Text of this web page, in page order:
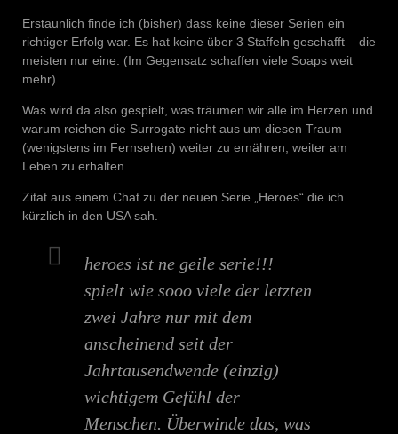
Erstaunlich finde ich (bisher) dass keine dieser Serien ein
richtiger Erfolg war. Es hat keine über 3 Staffeln geschafft – die
meisten nur eine. (Im Gegensatz schaffen viele Soaps weit
mehr).
Was wird da also gespielt, was träumen wir alle im Herzen und
warum reichen die Surrogate nicht aus um diesen Traum
(wenigstens im Fernsehen) weiter zu ernähren, weiter am
Leben zu erhalten.
Zitat aus einem Chat zu der neuen Serie „Heroes“ die ich
kürzlich in den USA sah.
heroes ist ne geile serie!!!
spielt wie sooo viele der letzten
zwei Jahre nur mit dem
anscheinend seit der
Jahrtausendwende (einzig)
wichtigem Gefühl der
Menschen. Überwinde das, was